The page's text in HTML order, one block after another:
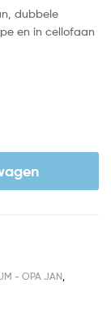
dubbele
en in cellofaan
- OPA JAN